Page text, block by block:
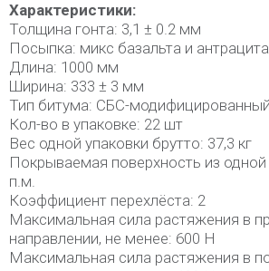
Характеристики:
Толщина гонта: 3,1 ± 0.2 мм
Посыпка: микс базальта и антрацита
Длина: 1000 мм
Ширина: 333 ± 3 мм
Тип битума: СБС-модифицированный
Кол-во в упаковке: 22 шт
Вес одной упаковки брутто: 37,3 кг
Покрываемая поверхность из одной
п.м.
Коэффициент перехлёста: 2
Максимальная сила растяжения в
направлении, не менее: 600 Н
Максимальная сила растяжения в